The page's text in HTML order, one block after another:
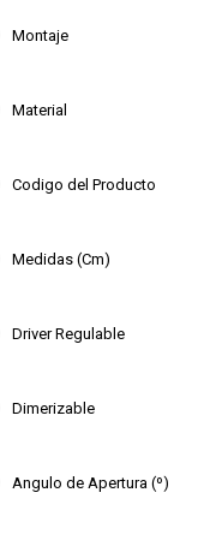
Montaje
Material
Codigo del Producto
Medidas (Cm)
Driver Regulable
Dimerizable
Angulo de Apertura (º)